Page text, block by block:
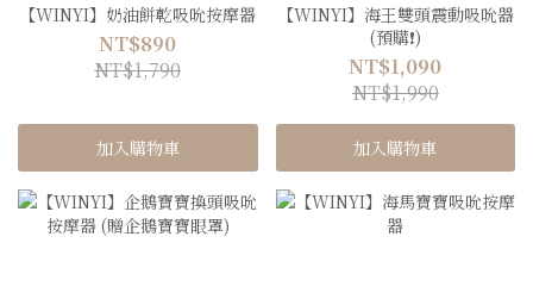
【WINYI】奶油餅乾吸吮按摩器
NT$890
NT$1,790
加入購物車
【WINYI】海王雙頭震動吸吮器
(預購❗️)
NT$1,090
NT$1,990
加入購物車